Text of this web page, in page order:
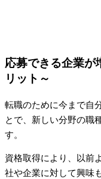
応募できる企業が
リット～
転職のために今まで自
とで、新しい分野の職
す。
資格取得により、以前
社や企業に対して興味